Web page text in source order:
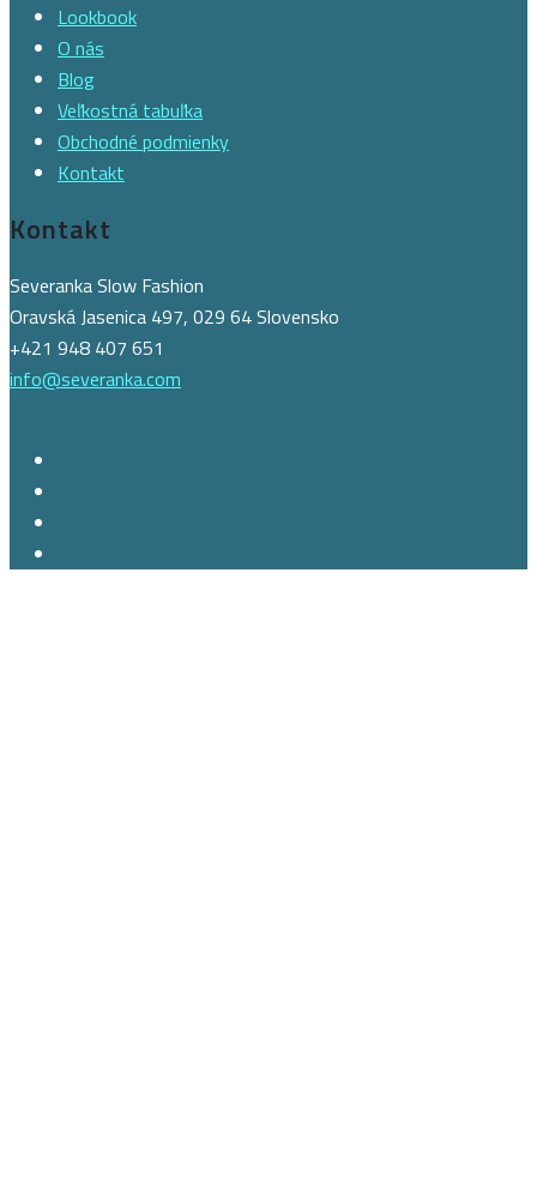
Lookbook
O nás
Blog
Veľkostná tabuľka
Obchodné podmienky
Kontakt
Kontakt
Severanka Slow Fashion
Oravská Jasenica 497, 029 64 Slovensko
+421 948 407 651
info@severanka.com